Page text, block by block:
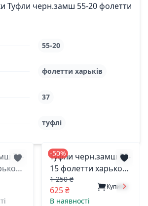
Туфли черн.замш 55-20 фолетти
55-20
фолетти харьків
37
туфлі
70-
-50%
Туфли черн.замш 55-
15 фолетти харьков
36(р)
1 250 ₴
625 ₴ Купити
В наявності